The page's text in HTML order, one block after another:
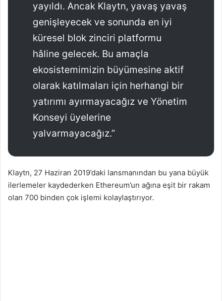
yayıldı. Ancak Klaytn, yavaş yavaş
genişleyecek ve sonunda en iyi
küresel blok zinciri platformu
hâline gelecek. Bu amaçla
ekosistemimizin büyümesine aktif
olarak katılmaları için herhangi bir
yatırımı ayırmayacağız ve Yönetim
Konseyi üyelerine
yalvarmayacağız.”
Klaytn, 27 Haziran 2019’daki lansmanından bu yana büyük
ilerlemeler kaydederken Ethereum’un ağına eşit bir rakam
olan 700 binden çok işlemi kolaylaştırıyor.